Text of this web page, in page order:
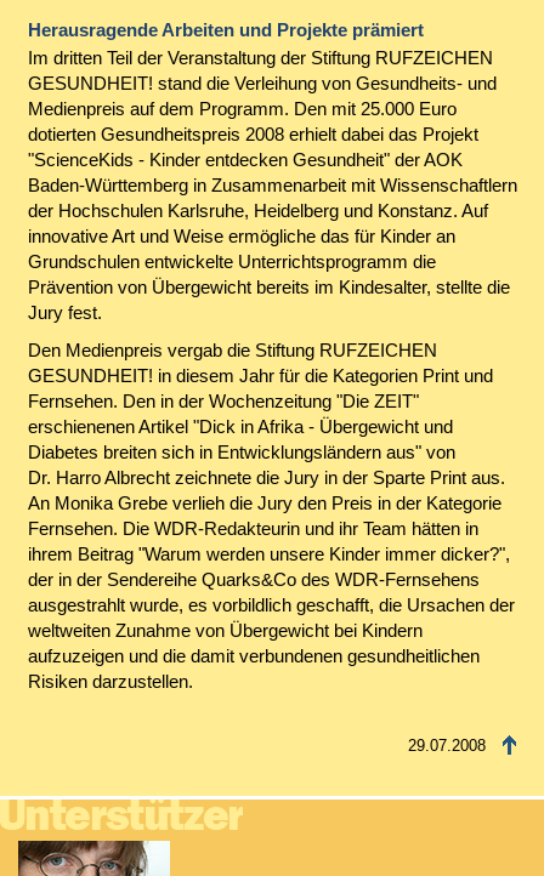
Herausragende Arbeiten und Projekte prämiert
Im dritten Teil der Veranstaltung der Stiftung RUFZEICHEN
GESUNDHEIT! stand die Verleihung von Gesundheits- und
Medienpreis auf dem Programm. Den mit 25.000 Euro
dotierten Gesundheitspreis 2008 erhielt dabei das Projekt
"ScienceKids - Kinder entdecken Gesundheit" der AOK
Baden-Württemberg in Zusammenarbeit mit Wissenschaftlern
der Hochschulen Karlsruhe, Heidelberg und Konstanz. Auf
innovative Art und Weise ermögliche das für Kinder an
Grundschulen entwickelte Unterrichtsprogramm die
Prävention von Übergewicht bereits im Kindesalter, stellte die
Jury fest.
Den Medienpreis vergab die Stiftung RUFZEICHEN
GESUNDHEIT! in diesem Jahr für die Kategorien Print und
Fernsehen. Den in der Wochenzeitung "Die ZEIT"
erschienenen Artikel "Dick in Afrika - Übergewicht und
Diabetes breiten sich in Entwicklungsländern aus" von
Dr. Harro Albrecht zeichnete die Jury in der Sparte Print aus.
An Monika Grebe verlieh die Jury den Preis in der Kategorie
Fernsehen. Die WDR-Redakteurin und ihr Team hätten in
ihrem Beitrag "Warum werden unsere Kinder immer dicker?",
der in der Sendereihe Quarks&Co des WDR-Fernsehens
ausgestrahlt wurde, es vorbildlich geschafft, die Ursachen der
weltweiten Zunahme von Übergewicht bei Kindern
aufzuzeigen und die damit verbundenen gesundheitlichen
Risiken darzustellen.
29.07.2008